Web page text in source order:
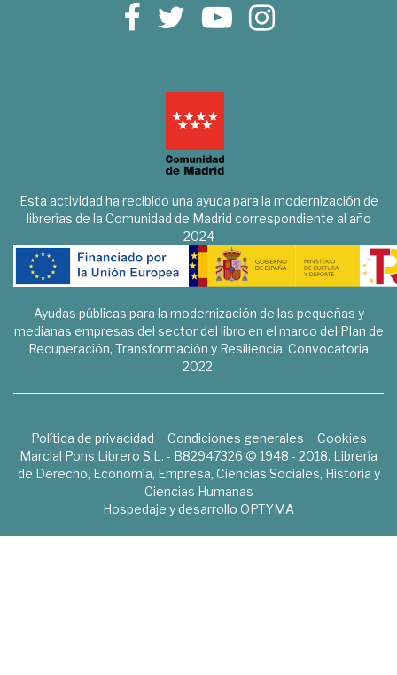
Esta actividad ha recibido una ayuda para la modernización de
librerías de la Comunidad de Madrid correspondiente al año
2024
Ayudas públicas para la modernización de las pequeñas y
medianas empresas del sector del libro en el marco del Plan de
Recuperación, Transformación y Resiliencia. Convocatoria
2022.
Política de privacidad Condiciones generales
Cookies
Marcial Pons Librero S.L. - B82947326 © 1948 - 2018. Librería
de Derecho, Economía, Empresa, Ciencias Sociales, Historia y
Ciencias Humanas
Hospedaje y desarrollo OPTYMA